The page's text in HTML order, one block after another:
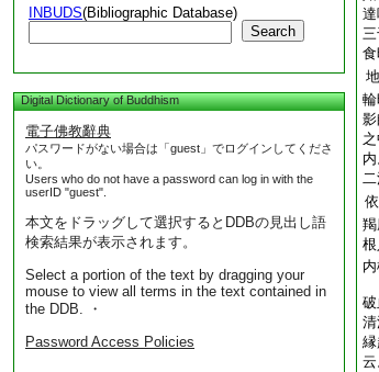
INBUDS(Bibliographic Database)
Search
Digital Dictionary of Buddhism
電子佛教辭典
パスワードがない場合は「guest」でログインしてくださ
い。
Users who do not have a password can log in with the
userID "guest".
本文をドラッグして選択するとDDBの見出し語
検索結果が表示されます。
Select a portion of the text by dragging your
mouse to view all terms in the text contained in
the DDB. ・
Password Access Policies
達